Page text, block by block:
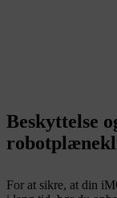
Beskyttelse
For at sikre, at din